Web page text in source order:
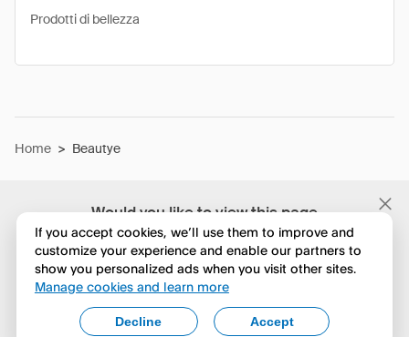
Would you like to view this page
in English?
No, continua a esplorare
Yes, change to English
Prodotti di bellezza
Home > Beautye
If you accept cookies, we’ll use them to improve and
customize your experience and enable our partners to
show you personalized ads when you visit other sites.
Manage cookies and learn more
Accept
Decline